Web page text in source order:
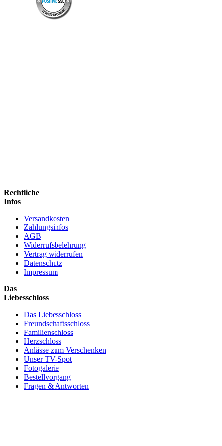
Rechtliche
Infos
Versandkosten
Zahlungsinfos
AGB
Widerrufsbelehrung
Vertrag widerrufen
Datenschutz
Impressum
Das
Liebesschloss
Das Liebesschloss
Freundschaftsschloss
Familienschloss
Herzschloss
Anlässe zum Verschenken
Unser TV-Spot
Fotogalerie
Bestellvorgang
Fragen & Antworten